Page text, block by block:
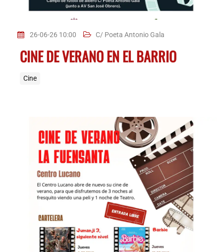
26-06-26 10:00 C/ Poeta Antonio Gala
CINE DE VERANO EN EL BARRIO
Cine